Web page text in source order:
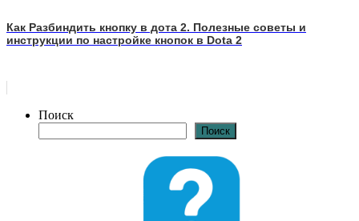
Как Разбиндить кнопку в дота 2. Полезные советы и
инструкции по настройке кнопок в Dota 2
Поиск
Поиск